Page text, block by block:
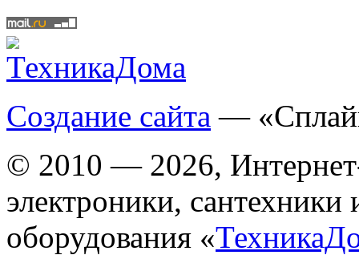
Создание сайта —
© 2010 — 2026,
электроники, сантехники
оборудования «